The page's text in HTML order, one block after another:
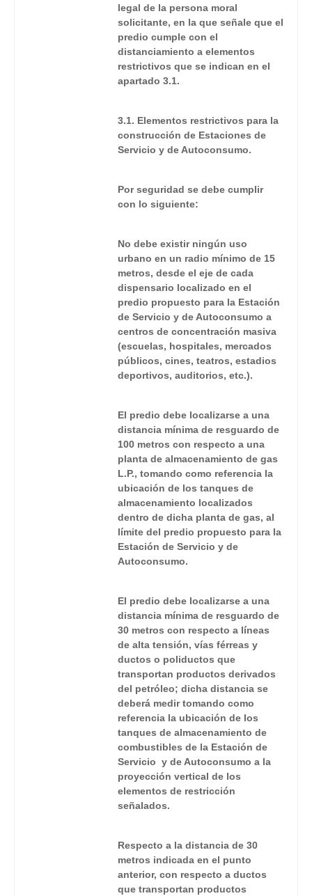
legal de la persona moral
solicitante, en la que señale que el
predio cumple con el
distanciamiento a elementos
restrictivos que se indican en el
apartado 3.1.
3.1. Elementos restrictivos para la
construcción de Estaciones de
Servicio y de Autoconsumo.
Por seguridad se debe cumplir
con lo siguiente:
No debe existir ningún uso
urbano en un radio mínimo de 15
metros, desde el eje de cada
dispensario localizado en el
predio propuesto para la Estación
de Servicio y de Autoconsumo a
centros de concentración masiva
(escuelas, hospitales, mercados
públicos, cines, teatros, estadios
deportivos, auditorios, etc.).
El predio debe localizarse a una
distancia mínima de resguardo de
100 metros con respecto a una
planta de almacenamiento de gas
L.P., tomando como referencia la
ubicación de los tanques de
almacenamiento localizados
dentro de dicha planta de gas, al
límite del predio propuesto para la
Estación de Servicio y de
Autoconsumo.
El predio debe localizarse a una
distancia mínima de resguardo de
30 metros con respecto a líneas
de alta tensión, vías férreas y
ductos o poliductos que
transportan productos derivados
del petróleo; dicha distancia se
deberá medir tomando como
referencia la ubicación de los
tanques de almacenamiento de
combustibles de la Estación de
Servicio y de Autoconsumo a la
proyección vertical de los
elementos de restricción
señalados.
Respecto a la distancia de 30
metros indicada en el punto
anterior, con respecto a ductos
que transportan productos